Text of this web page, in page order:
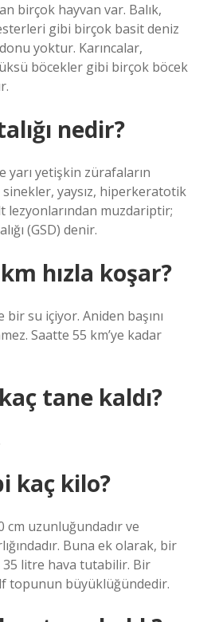
birçok hayvan var. Balık,
gibi birçok basit deniz
yoktur. Karıncalar,
böcekler gibi birçok böcek
nedir?
yarı yetişkin zürafaların
sinekler, yaysız, hiperkeratotik
lezyonlarından muzdariptir;
(GSD) denir.
hızla koşar?
su içiyor. Aniden başını
Saatte 55 km’ye kadar
tane kaldı?
kaç kilo?
cm uzunluğundadır ve
Buna ek olarak, bir
35 litre hava tutabilir. Bir
topunun büyüklüğündedir.